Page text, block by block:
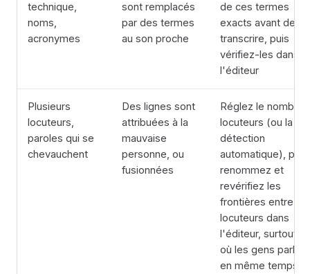
technique,
noms,
acronymes
sont remplacés
par des termes
au son proche
de ces termes
exacts avant de
transcrire, puis
vérifiez-les dans
l'éditeur
Plusieurs
locuteurs,
paroles qui se
chevauchent
Des lignes sont
attribuées à la
mauvaise
personne, ou
fusionnées
Réglez le nombre
locuteurs (ou la
détection
automatique), puis
renommez et
revérifiez les
frontières entre
locuteurs dans
l'éditeur, surtout là
où les gens parlent
en même temps